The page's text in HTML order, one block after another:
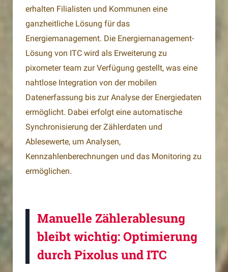
erhalten Filialisten und Kommunen eine
ganzheitliche Lösung für das
Energiemanagement. Die Energiemanagement-
Lösung von ITC wird als Erweiterung zu
pixometer team zur Verfügung gestellt, was eine
nahtlose Integration von der mobilen
Datenerfassung bis zur Analyse der Energiedaten
ermöglicht. Dabei erfolgt eine automatische
Synchronisierung der Zählerdaten und
Ablesewerte, um Analysen,
Kennzahlenberechnungen und das Monitoring zu
ermöglichen.
Manuelle Zählerablesung
bleibt wichtig: Optimierung
durch Pixolus und ITC